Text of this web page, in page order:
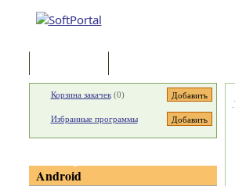
Корзина закачек(0)
Избранные программы
Android